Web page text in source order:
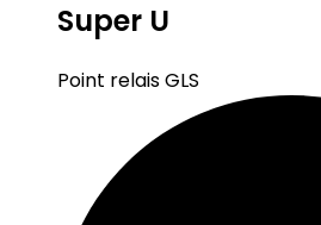
Super U
Point relais GLS